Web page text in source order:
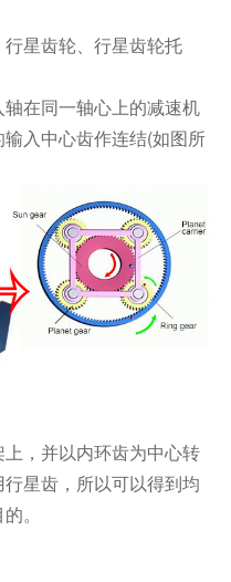
星齿轮、行星齿轮托
在同一轴心上的减速机
入中心齿作连结(如图所
，并以内环齿为中心转
星齿，所以可以得到均
。